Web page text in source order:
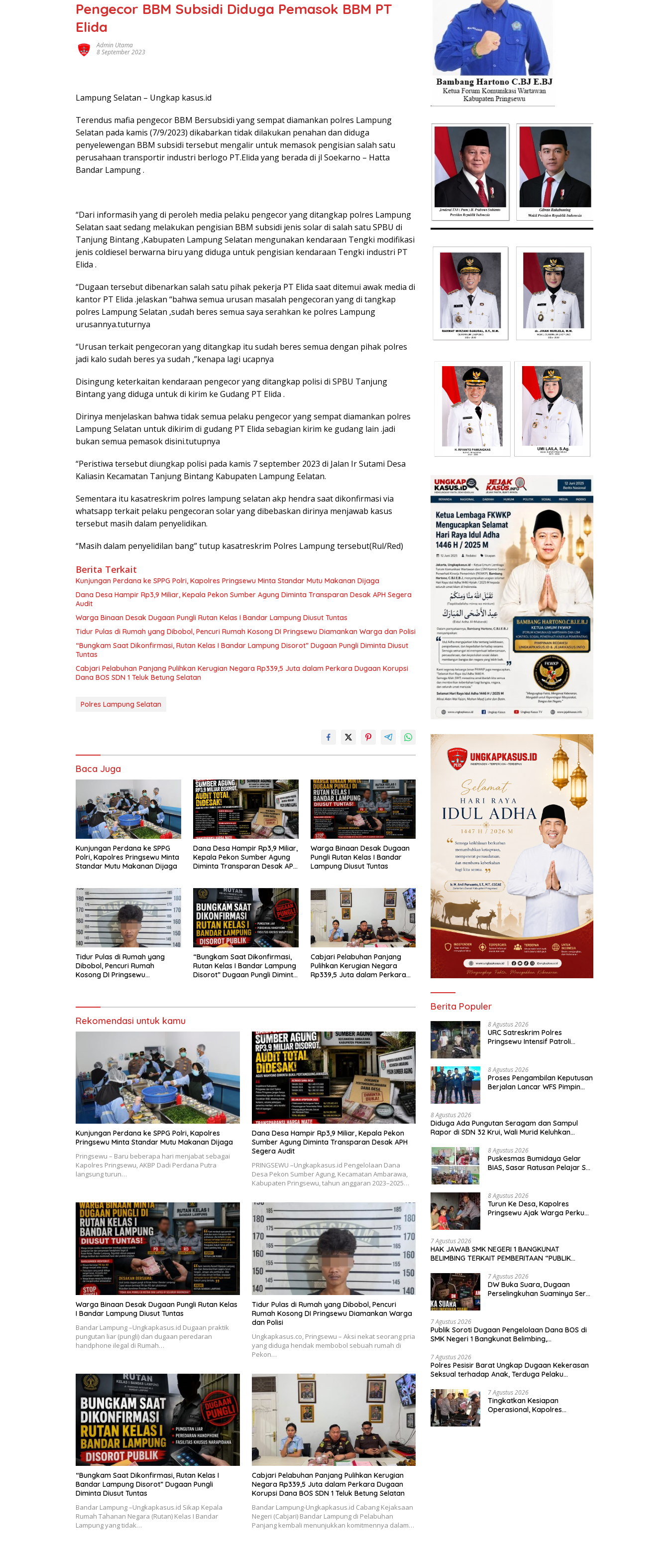
Pengecor BBM Subsidi Diduga Pemasok BBM PT
Elida
Admin Utama
8 September 2023
Lampung Selatan – Ungkap kasus.id
Terendus mafia pengecor BBM Bersubsidi yang sempat diamankan polres Lampung
Selatan pada kamis (7/9/2023) dikabarkan tidak dilakukan penahan dan diduga
penyelewengan BBM subsidi tersebut mengalir untuk memasok pengisian salah satu
perusahaan transportir industri berlogo PT.Elida yang berada di jl Soekarno – Hatta
Bandar Lampung .
“Dari informasih yang di peroleh media pelaku pengecor yang ditangkap polres Lampung
Selatan saat sedang melakukan pengisian BBM subsidi jenis solar di salah satu SPBU di
Tanjung Bintang ,Kabupaten Lampung Selatan mengunakan kendaraan Tengki modifikasi
jenis coldiesel berwarna biru yang diduga untuk pengisian kendaraan Tengki industri PT
Elida .
“Dugaan tersebut dibenarkan salah satu pihak pekerja PT Elida saat ditemui awak media di
kantor PT Elida .jelaskan “bahwa semua urusan masalah pengecoran yang di tangkap
polres Lampung Selatan ,sudah beres semua saya serahkan ke polres Lampung
urusannya.tuturnya
“Urusan terkait pengecoran yang ditangkap itu sudah beres semua dengan pihak polres
jadi kalo sudah beres ya sudah ,”kenapa lagi ucapnya
Disingung keterkaitan kendaraan pengecor yang ditangkap polisi di SPBU Tanjung
Bintang yang diduga untuk di kirim ke Gudang PT Elida .
Dirinya menjelaskan bahwa tidak semua pelaku pengecor yang sempat diamankan polres
Lampung Selatan untuk dikirim di gudang PT Elida sebagian kirim ke gudang lain .jadi
bukan semua pemasok disini.tutupnya
“Peristiwa tersebut diungkap polisi pada kamis 7 september 2023 di Jalan Ir Sutami Desa
Kaliasin Kecamatan Tanjung Bintang Kabupaten Lampung Eelatan.
Sementara itu kasatreskrim polres lampung selatan akp hendra saat dikonfirmasi via
whatsapp terkait pelaku pengecoran solar yang dibebaskan dirinya menjawab kasus
tersebut masih dalam penyelidikan.
“Masih dalam penyelidilan bang” tutup kasatreskrim Polres Lampung tersebut(Rul/Red)
Berita Terkait
Kunjungan Perdana ke SPPG Polri, Kapolres Pringsewu Minta Standar Mutu Makanan Dijaga
Dana Desa Hampir Rp3,9 Miliar, Kepala Pekon Sumber Agung Diminta Transparan Desak APH Segera
Audit
Warga Binaan Desak Dugaan Pungli Rutan Kelas I Bandar Lampung Diusut Tuntas
Tidur Pulas di Rumah yang Dibobol, Pencuri Rumah Kosong DI Pringsewu Diamankan Warga dan Polisi
“Bungkam Saat Dikonfirmasi, Rutan Kelas I Bandar Lampung Disorot” Dugaan Pungli Diminta Diusut
Tuntas
Cabjari Pelabuhan Panjang Pulihkan Kerugian Negara Rp339,5 Juta dalam Perkara Dugaan Korupsi
Dana BOS SDN 1 Teluk Betung Selatan
Polres Lampung Selatan
Baca Juga
Kunjungan Perdana ke SPPG
Polri, Kapolres Pringsewu Minta
Standar Mutu Makanan Dijaga
Dana Desa Hampir Rp3,9 Miliar,
Kepala Pekon Sumber Agung
Diminta Transparan Desak APH
Warga Binaan Desak Dugaan
Pungli Rutan Kelas I Bandar
Lampung Diusut Tuntas
Tidur Pulas di Rumah yang
Dibobol, Pencuri Rumah
Kosong DI Pringsewu
“Bungkam Saat Dikonfirmasi,
Rutan Kelas I Bandar Lampung
Disorot” Dugaan Pungli Diminta
Cabjari Pelabuhan Panjang
Pulihkan Kerugian Negara
Rp339,5 Juta dalam Perkara
Rekomendasi untuk kamu
Kunjungan Perdana ke SPPG Polri, Kapolres
Pringsewu Minta Standar Mutu Makanan Dijaga
Pringsewu – Baru beberapa hari menjabat sebagai
Kapolres Pringsewu, AKBP Dadi Perdana Putra
langsung turun…
Dana Desa Hampir Rp3,9 Miliar, Kepala Pekon
Sumber Agung Diminta Transparan Desak APH
Segera Audit
PRINGSEWU –Ungkapkasus.id Pengelolaan Dana
Desa Pekon Sumber Agung, Kecamatan Ambarawa,
Kabupaten Pringsewu, tahun anggaran 2023–2025…
Warga Binaan Desak Dugaan Pungli Rutan Kelas
I Bandar Lampung Diusut Tuntas
Bandar Lampung –Ungkapkasus.id Dugaan praktik
pungutan liar (pungli) dan dugaan peredaran
handphone ilegal di Rumah…
Tidur Pulas di Rumah yang Dibobol, Pencuri
Rumah Kosong DI Pringsewu Diamankan Warga
dan Polisi
Ungkapkasus.co, Pringsewu – Aksi nekat seorang pria
yang diduga hendak membobol sebuah rumah di
Pekon…
“Bungkam Saat Dikonfirmasi, Rutan Kelas I
Bandar Lampung Disorot” Dugaan Pungli
Diminta Diusut Tuntas
Bandar Lampung –Ungkapkasus.id Sikap Kepala
Rumah Tahanan Negara (Rutan) Kelas I Bandar
Lampung yang tidak…
Cabjari Pelabuhan Panjang Pulihkan Kerugian
Negara Rp339,5 Juta dalam Perkara Dugaan
Korupsi Dana BOS SDN 1 Teluk Betung Selatan
Bandar Lampung-Ungkapkasus.id Cabang Kejaksaan
Negeri (Cabjari) Bandar Lampung di Pelabuhan
Panjang kembali menunjukkan komitmennya dalam…
Berita Populer
8 Agustus 2026
URC Satreskrim Polres
Pringsewu Intensif Patroli
8 Agustus 2026
Proses Pengambilan Keputusan
Berjalan Lancar WFS Pimpin
8 Agustus 2026
Diduga Ada Pungutan Seragam dan Sampul
Rapor di SDN 32 Krui, Wali Murid Keluhkan
8 Agustus 2026
‎Puskesmas Bumidaya Gelar
BIAS, Sasar Ratusan Pelajar SD
8 Agustus 2026
Turun Ke Desa, Kapolres
Pringsewu Ajak Warga Perkuat
7 Agustus 2026
HAK JAWAB SMK NEGERI 1 BANGKUNAT
BELIMBING TERKAIT PEMBERITAAN “PUBLIK
SMK NEGERI 1 BANGKUNAT BELIMBING,
TRANSPARANSI ANGGARAN JADI PERHATIAN” DI
UNGKAPKASUS.ID TANGGAL 7 AGUSTUS 2026
7 Agustus 2026
DW Buka Suara, Dugaan
Perselingkuhan Suaminya Seret
7 Agustus 2026
Publik Soroti Dugaan Pengelolaan Dana BOS di
SMK Negeri 1 Bangkunat Belimbing,
7 Agustus 2026
Polres Pesisir Barat Ungkap Dugaan Kekerasan
Seksual terhadap Anak, Terduga Pelaku
7 Agustus 2026
Tingkatkan Kesiapan
Operasional, Kapolres